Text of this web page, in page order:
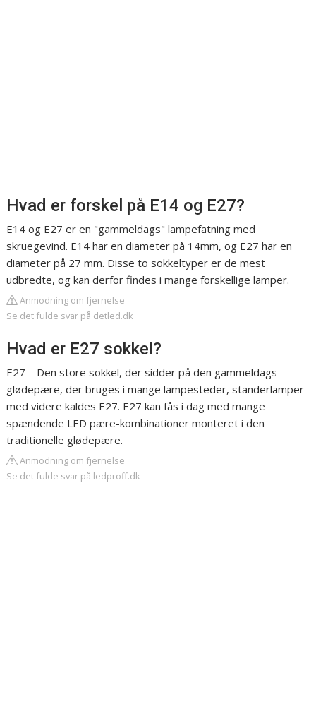
Hvad er forskel på E14 og E27?
E14 og E27 er en "gammeldags" lampefatning med
skruegevind. E14 har en diameter på 14mm, og E27 har en
diameter på 27 mm. Disse to sokkeltyper er de mest
udbredte, og kan derfor findes i mange forskellige lamper.
Anmodning om fjernelse
Se det fulde svar på detled.dk
Hvad er E27 sokkel?
E27 – Den store sokkel, der sidder på den gammeldags
glødepære, der bruges i mange lampesteder, standerlamper
med videre kaldes E27. E27 kan fås i dag med mange
spændende LED pære-kombinationer monteret i den
traditionelle glødepære.
Anmodning om fjernelse
Se det fulde svar på ledproff.dk